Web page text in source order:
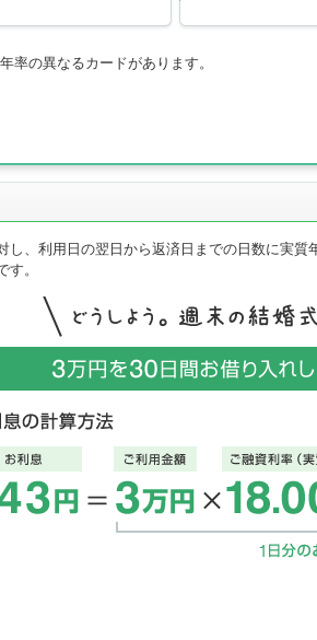
率の異なるカードがあります。
し、利用日の翌日から返済日までの日数に実
す。